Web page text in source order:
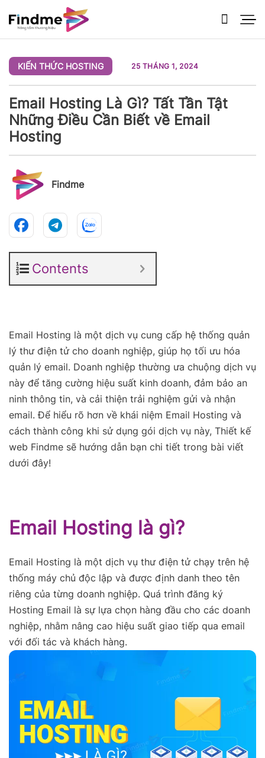
qua
nội
KIẾN THỨC HOSTING 25 THÁNG 1, 2024
Email Hosting Là Gì? Tất Tần Tật
Những Điều Cần Biết về Email
Hosting
Findme
Contents
Email Hosting là một dịch vụ cung cấp hệ thống quản
lý thư điện tử cho doanh nghiệp, giúp họ tối ưu hóa
quản lý email. Doanh nghiệp thường ưa chuộng dịch vụ
này để tăng cường hiệu suất kinh doanh, đảm bảo an
ninh thông tin, và cải thiện trải nghiệm gửi và nhận
email. Để hiểu rõ hơn về khái niệm Email Hosting và
cách thành công khi sử dụng gói dịch vụ này, Thiết kế
web Findme sẽ hướng dẫn bạn chi tiết trong bài viết
dưới đây!
Email Hosting là gì?
Email Hosting là một dịch vụ thư điện tử chạy trên hệ
thống máy chủ độc lập và được định danh theo tên
riêng của từng doanh nghiệp. Quá trình đăng ký
Hosting Email là sự lựa chọn hàng đầu cho các doanh
nghiệp, nhằm nâng cao hiệu suất giao tiếp qua email
với đối tác và khách hàng.